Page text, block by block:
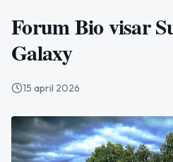
Forum Bio visar
Galaxy
15 april 2026